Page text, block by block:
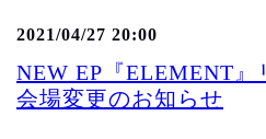
2021/04/27 20:00
NEW EP『ELEMENT
会場変更のお知らせ